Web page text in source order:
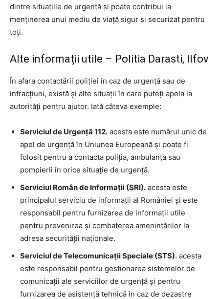
dintre situațiile de urgență și poate contribui la
menținerea unui mediu de viață sigur și securizat pentru
toți.
Alte informații utile – Politia Darasti, Ilfov
În afara contactării poliției în caz de urgență sau de
infracțiuni, există și alte situații în care puteți apela la
autorități pentru ajutor. Iată câteva exemple:
Serviciul de Urgență 112. acesta este numărul unic de
apel de urgență în Uniunea Europeană și poate fi
folosit pentru a contacta poliția, ambulanța sau
pompierii în orice situație de urgență.
Serviciul Român de Informații (SRI). acesta este
principalul serviciu de informații al României și este
responsabil pentru furnizarea de informații utile
pentru prevenirea și combaterea amenințărilor la
adresa securității naționale.
Serviciul de Telecomunicații Speciale (STS). acesta
este responsabil pentru gestionarea sistemelor de
comunicații ale serviciilor de urgență și pentru
furnizarea de asistență tehnică în caz de dezastre